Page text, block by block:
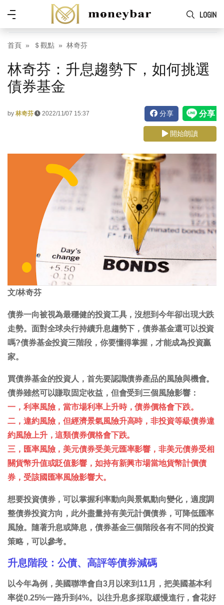
Skip to main content
LOGIN
功
能
表
首頁 ＄觀點 林奇芬
林奇芬：升息趨勢下，如何挑選
債券基金
by 林奇芬 2022/11/07 15:37 分享
開始朗讀
文/林奇芬
債券一向被視為最穩健的投資工具，沒想到今年卻出現大跌
走勢。面對全球央行持續升息趨勢下，債券基金還可以投資
嗎?債券基金投資三階段，你要懂得掌握，才能成為投資贏
家。
買債券基金的投資人，首先要認識債券產品的風險與機會。
債券雖然可以賺取固定收益，但會受到三個風險影響：
一，利率風險，當市場利率上升時，債券價格會下跌。
二，違約風險，但經濟景氣風險升高時，非投資等級債券違
約風險上升，這類債券價格會下跌。
三，匯率風險，美元債券受美元匯率影響，非美元債券受相
關貨幣升值或貶值影響，如持有新興市場當地貨幣計價債
券，受該國匯率風險影響大。
想要投資債券，可以掌握利率動向與景氣動向變化，適度調
整債券投資方向，此外盡量持有美元計價債券，可降低匯率
風險。隨著升息或降息，債券基金三個階段各有不同的投資
策略，可以參考。
升息階段：公債、高評等債券減碼
以今年為例，美國聯準會自3月以來到11月，把美國基本利
率從0.25%一路升到4%。以往升息多採取緩慢進行，會花好